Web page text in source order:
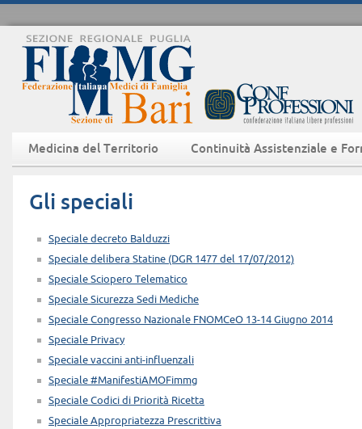
Medicina del Territorio Continuità Assistenziale e
Gli speciali
Speciale decreto Balduzzi
Speciale delibera Statine (DGR 1477 del 17/07/2012)
Speciale Sciopero Telematico
Speciale Sicurezza Sedi Mediche
Speciale Congresso Nazionale FNOMCeO 13-14 Giugno 2014
Speciale Privacy
Speciale vaccini anti-influenzali
Speciale #ManifestiAMOFimmg
Speciale Codici di Priorità Ricetta
Speciale Appropriatezza Prescrittiva